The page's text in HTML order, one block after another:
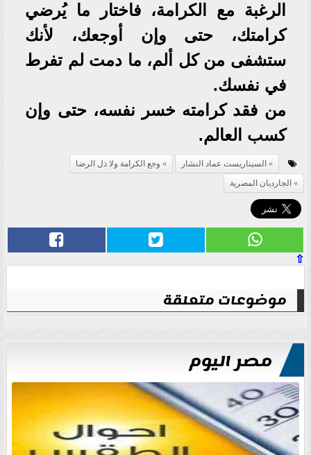
الرغبة مع الكرامة، فاختار ما يُرضي
كرامتك، حتى وإن أوجعك، لأنك
ستشفى من كل ألم، ما دمت لم تفرط
في نفسك.
من فقد كرامته خسر نفسه، حتى وإن
كسب العالم.
السيناريست عماد النشار
وجع الكرامة ولا ذل الرضا
الجارديان المصرية
⇧
موضوعات متعلقة
مصر اليوم